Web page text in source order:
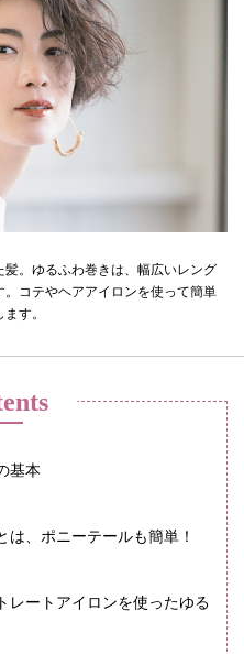
。ゆるふわ巻きは、幅広いレング
コテやヘアアイロンを使って簡単
す。
基本
は、ポニーテールも簡単！
レートアイロンを使ったゆる